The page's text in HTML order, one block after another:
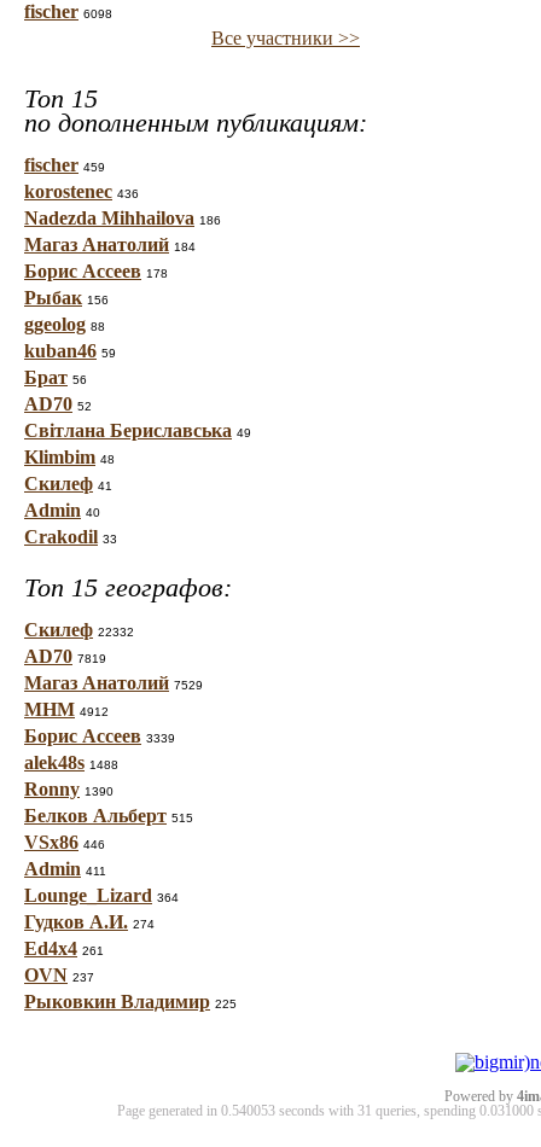
fischer 6098
Все участники >>
Топ 15
по дополненным публикациям:
fischer 459
korostenec 436
Nadezda Mihhailova 186
Магаз Анатолий 184
Борис Ассеев 178
Рыбак 156
ggeolog 88
kuban46 59
Брат 56
AD70 52
Світлана Бериславська 49
Klimbim 48
Скилеф 41
Admin 40
Crakodil 33
Топ 15 географов:
Скилеф 22332
AD70 7819
Магаз Анатолий 7529
МНМ 4912
Борис Ассеев 3339
alek48s 1488
Ronny 1390
Белков Альберт 515
VSx86 446
Admin 411
Lounge_Lizard 364
Гудков А.И. 274
Ed4x4 261
OVN 237
Рыковкин Владимир 225
Powered by
Page generated in 0.540053 seconds with 31 queries, spending